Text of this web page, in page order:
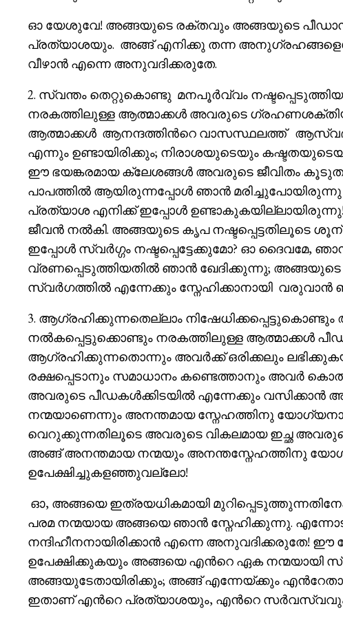
ഓ യേശുവേ! അങ്ങയുടെ രക്തവും അങ്ങയുടെ
പ്രത്യാശയും. അങ്ങ് എനിക്കു തന്ന
വീഴാൻ എന്നെ അനുവദിക്കരുതേ.
2. സ്വന്തം തെറ്റുകൊണ്ടു മനപൂർവ്വം നഷ്ടപ്പെടുത്തിയ
നരകത്തിലുള്ള ആത്മാക്കൾ അവരുടെ ഗ്രഹണശക്തിയാൽ
ആത്മാക്കൾ ആനന്ദത്തിൻറെ വാസസ്ഥലത്ത്
എന്നും ഉണ്ടായിരിക്കും; നിരാശയുടെയും
ഈ ഭയങ്കരമായ ക്ലേശങ്ങൾ അവരുടെ ജീവിതം
പാപത്തിൽ ആയിരുന്നപ്പോൾ ഞാൻ
പ്രത്യാശ എനിക്ക് ഇപ്പോൾ
ജീവൻ നൽകി. അങ്ങയുടെ കൃപ നഷ്ടപ്പെട്ടതിലൂടെ
ഇപ്പോൾ സ്വർഗ്ഗം നഷ്ടപ്പെട്ടേക്കുമോ? ഓ ദൈവമേ,
വ്രണപ്പെടുത്തിയതിൽ ഞാൻ ഖേദിക്കുന്നു;
സ്വർഗത്തിൽ എന്നേക്കും സ്നേഹിക്കാനായി വരുവാൻ
3. ആഗ്രഹിക്കുന്നതെല്ലാം
നൽകപ്പെട്ടുക്കൊണ്ടും നരകത്തിലുള്ള ആത്മാക്കൾ
ആഗ്രഹിക്കുന്നതൊന്നും അവർക്ക് ഒരിക്കലും
രക്ഷപ്പെടാനും സമാധാനം കണ്ടെത്താനും അവർ
അവരുടെ പീഡകൾക്കിടയിൽ എന്നേക്കും വസിക്കാൻ
നന്മയാണെന്നും അനന്തമായ സ്നേഹത്തിനു
വെറുക്കുന്നതിലൂടെ അവരുടെ വികലമായ ഇച്ഛ
അങ്ങ് അനന്തമായ നന്മയും അനന്തസ്നേഹത്തിനു
ഉപേക്ഷിച്ചുകളഞ്ഞുവല്ലോ!
ഓ, അങ്ങയെ ഇത്രയധികമായി
പരമ നന്മയായ അങ്ങയെ ഞാൻ സ്നേഹിക്കുന്നു.
നന്ദിഹീനനായിരിക്കാൻ എന്നെ അനുവദിക്കരുതേ!
ഉപേക്ഷിക്കുകയും അങ്ങയെ എൻറെ ഏക നന്മയായി
അങ്ങയുടേതായിരിക്കും; അങ്ങ് എന്നേയ്ക്കും
ഇതാണ് എൻറെ പ്രത്യാശയും, എൻറെ